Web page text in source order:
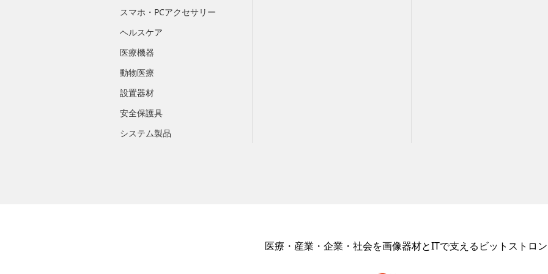
スマホ・PCアクセサリー
ヘルスケア
医療機器
動物医療
設置器材
安全保護具
システム製品
医療・産業・企業・社会を画像器材とITで支えるビットストロ